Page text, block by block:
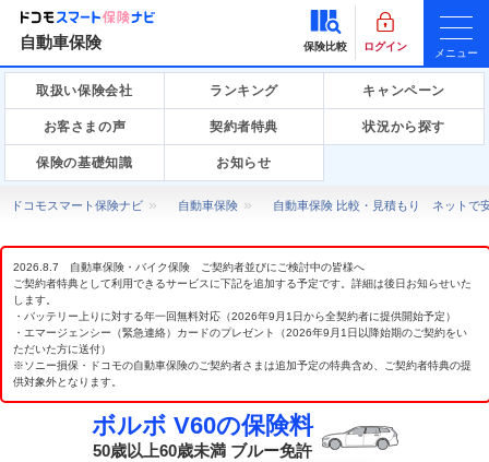
自動車保険 保険比較 ログイン
メニュー
取扱い保険会社 ランキング キャンペーン
お客さまの声 契約者特典 状況から探す
保険の基礎知識 お知らせ
ドコモスマート保険ナビ 自動車保険 自動車保険 比較・見積もり ネットで
2026.8.7 自動車保険・バイク保険 ご契約者並びにご検討中の皆様へ
ご契約者特典として利用できるサービスに下記を追加する予定です。詳細は後日お知らせいた
します。
・バッテリー上りに対する年一回無料対応（2026年9月1日から全契約者に提供開始予定）
・エマージェンシー（緊急連絡）カードのプレゼント（2026年9月1日以降始期のご契約をい
ただいた方に送付）
※ソニー損保・ドコモの自動車保険のご契約者さまは追加予定の特典含め、ご契約者特典の提
供対象外となります。
ボルボ V60の保険料
50歳以上60歳未満 ブルー免許